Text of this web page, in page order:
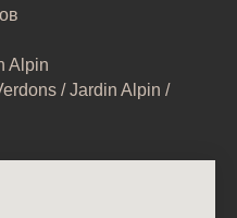
Alpin
/ Jardin Alpin /